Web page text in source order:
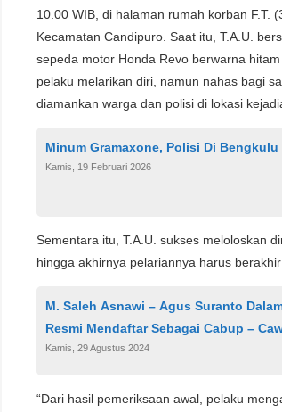
10.00 WIB, di halaman rumah korban F.T.
Kecamatan Candipuro. Saat itu, T.A.U.
sepeda motor Honda Revo berwarna
pelaku melarikan diri, namun nahas bagi
diamankan warga dan polisi di lokasi
Minum Gramaxone, Polisi Di Bengkulu
Kamis, 19 Februari 2026
Sementara itu, T.A.U. sukses meloloskan
hingga akhirnya pelariannya harus
M. Saleh Asnawi – Agus Suranto
Resmi Mendaftar Sebagai Cabup –
Kamis, 29 Agustus 2024
“Dari hasil pemeriksaan awal, pelaku